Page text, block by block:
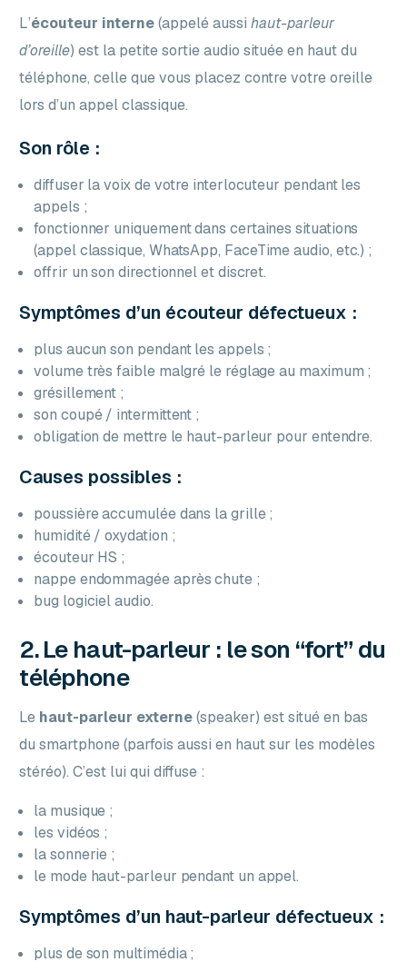
L’écouteur interne(appelé aussihaut-parleur
d’oreille) est la petite sortie audio située en haut du
téléphone, celle que vous placez contre votre oreille
lors d’un appel classique.
Son rôle :
diffuser la voix de votre interlocuteur pendant les
appels ;
fonctionner uniquement dans certaines situations
(appel classique, WhatsApp, FaceTime audio, etc.) ;
offrir un son directionnel et discret.
Symptômes d’un écouteur défectueux :
plus aucun son pendant les appels ;
volume très faible malgré le réglage au maximum ;
grésillement ;
son coupé / intermittent ;
obligation de mettre le haut-parleur pour entendre.
Causes possibles :
poussière accumulée dans la grille ;
humidité / oxydation ;
écouteur HS ;
nappe endommagée après chute ;
bug logiciel audio.
2. Le haut-parleur : le son “fort” du
téléphone
Le haut-parleur externe(speaker) est situé en bas
du smartphone (parfois aussi en haut sur les modèles
stéréo). C’est lui qui diffuse :
la musique ;
les vidéos ;
la sonnerie ;
le mode haut-parleur pendant un appel.
Symptômes d’un haut-parleur défectueux :
plus de son multimédia ;